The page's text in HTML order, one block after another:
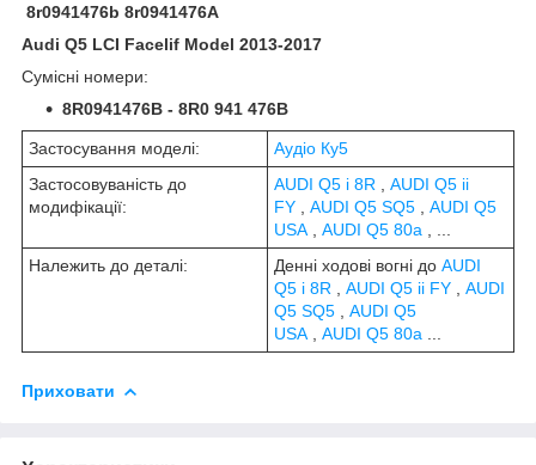
8r0941476b 8r0941476A
Audi Q5 LCI Facelif Model 2013-2017
Сумісні номери:
8R0941476B - 8R0 941 476B
Застосування моделі:
Аудіо Ку5
Застосовуваність до
модифікації:
AUDI Q5 i 8R
AUDI Q5 ii
FY
AUDI Q5 SQ5
AUDI Q5
USA
AUDI Q5 80a
Належить до деталі:
Денні ходові вогні до AUDI
Q5 i 8R
AUDI Q5 ii FY
AUDI
Q5 SQ5
AUDI Q5
USA
AUDI Q5 80a
Приховати